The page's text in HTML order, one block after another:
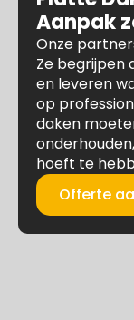
Aanpak
Onze
Ze begrijpen
en leveren
op
daken
hoeft te
Offerte